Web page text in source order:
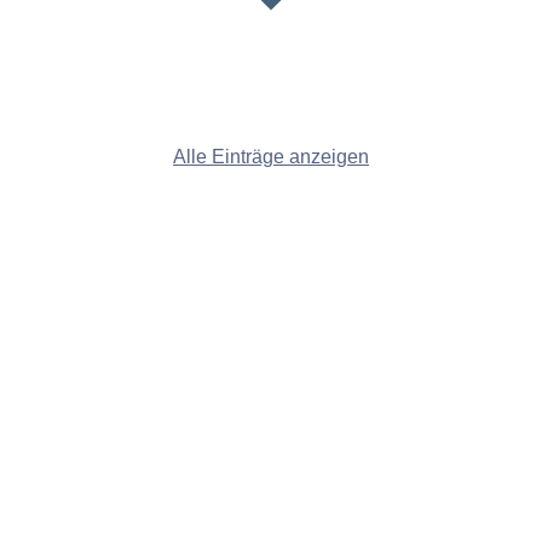
Alle Einträge anzeigen